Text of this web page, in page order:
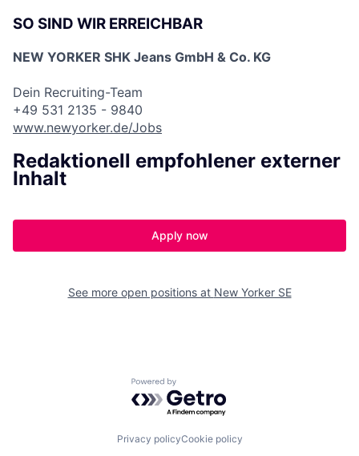
SO SIND WIR ERREICHBAR
NEW YORKER SHK Jeans GmbH & Co. KG
Dein Recruiting-Team
+49 531 2135 - 9840
www.newyorker.de/Jobs
Redaktionell empfohlener externer
Inhalt
Apply now
See more open positions at New Yorker SE
Powered by Getro.com
Privacy policyCookie policy